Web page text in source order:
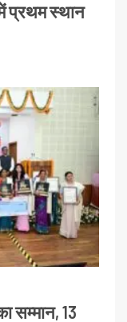
प्रथम स्थान
सम्मान, 13